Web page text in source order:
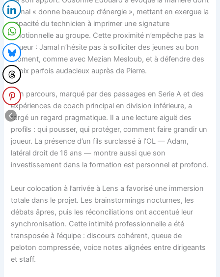
Jamal « donne beaucoup d’énergie », mettant en exergue la
capacité du technicien à imprimer une signature
émotionnelle au groupe. Cette proximité n’empêche pas la
rigueur : Jamal n’hésite pas à solliciter des jeunes au bon
moment, comme avec Mezian Mesloub, et à défendre des
choix parfois audacieux auprès de Pierre.
Son parcours, marqué par des passages en Serie A et des
expériences de coach principal en division inférieure, a
forgé un regard pragmatique. Il a une lecture aiguë des
profils : qui pousser, qui protéger, comment faire grandir un
joueur. La présence d’un fils surclassé à l’OL — Adam,
latéral droit de 16 ans — montre aussi que son
investissement dans la formation est personnel et profond.
Leur colocation à l’arrivée à Lens a favorisé une immersion
totale dans le projet. Les brainstormings nocturnes, les
débats âpres, puis les réconciliations ont accentué leur
synchronisation. Cette intimité professionnelle a été
transposée à l’équipe : discours cohérent, queue de
peloton compressée, voice notes alignées entre dirigeants
et staff.